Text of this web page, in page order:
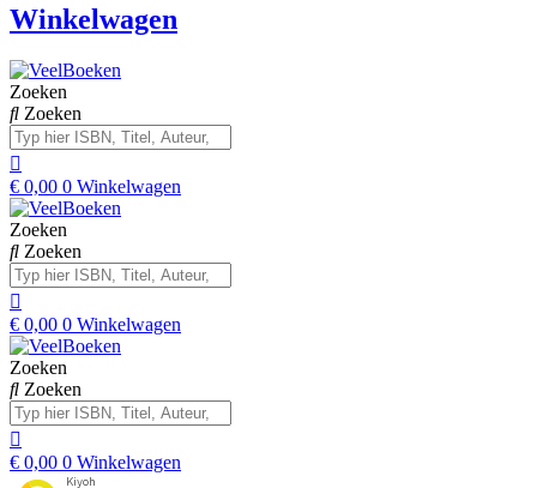
Winkelwagen
Zoeken
Zoeken
€ 0,00 0 Winkelwagen
Zoeken
Zoeken
€ 0,00 0 Winkelwagen
Zoeken
Zoeken
€ 0,00 0 Winkelwagen